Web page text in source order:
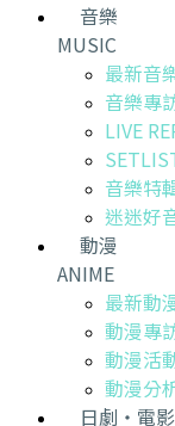
音樂
MUSIC
最新音
音樂專
LIVE
音樂特
迷迷好
動漫
ANIME
最新動
動漫專
動漫活
動漫分
日劇・電影